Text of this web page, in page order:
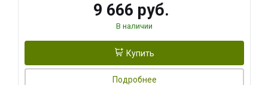
9 666 руб.
В наличии
Купить
Подробнее